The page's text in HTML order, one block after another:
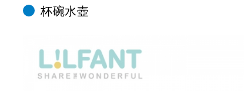
杯碗水壺